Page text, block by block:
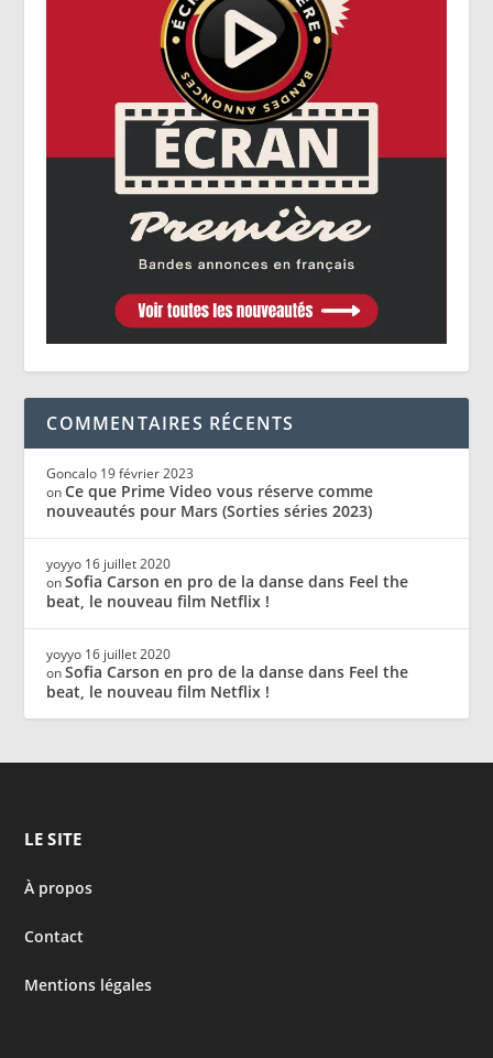
COMMENTAIRES RÉCENTS
Goncalo 19 février 2023
onCe que Prime Video vous réserve comme
nouveautés pour Mars (Sorties séries 2023)
yoyyo 16 juillet 2020
onSofia Carson en pro de la danse dans Feel the
beat, le nouveau film Netflix !
yoyyo 16 juillet 2020
onSofia Carson en pro de la danse dans Feel the
beat, le nouveau film Netflix !
LE SITE
À propos
Contact
Mentions légales